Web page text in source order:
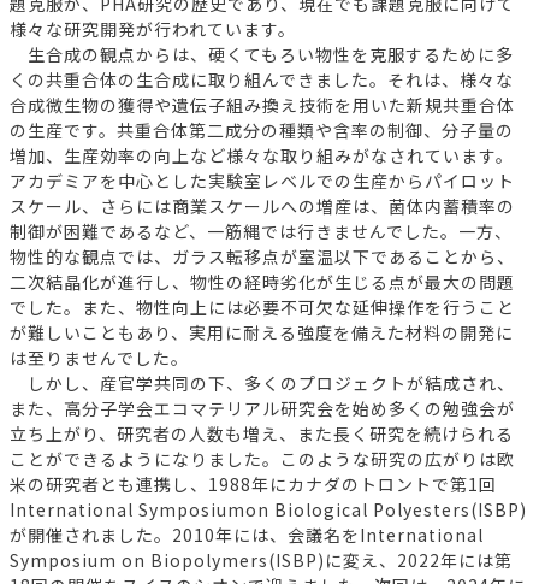
様々な研究開発が行われています。
生合成の観点からは、硬くてもろい物性を克服するために多
くの共重合体の生合成に取り組んできました。それは、様々な
合成微生物の獲得や遺伝子組み換え技術を用いた新規共重合体
の生産です。共重合体第二成分の種類や含率の制御、分子量の
増加、生産効率の向上など様々な取り組みがなされています。
アカデミアを中心とした実験室レベルでの生産からパイロット
スケール、さらには商業スケールへの増産は、菌体内蓄積率の
制御が困難であるなど、一筋縄では行きませんでした。一方、
物性的な観点では、ガラス転移点が室温以下であることから、
二次結晶化が進行し、物性の経時劣化が生じる点が最大の問題
でした。また、物性向上には必要不可欠な延伸操作を行うこと
が難しいこともあり、実用に耐える強度を備えた材料の開発に
は至りませんでした。
しかし、産官学共同の下、多くのプロジェクトが結成され、
また、高分子学会エコマテリアル研究会を始め多くの勉強会が
立ち上がり、研究者の人数も増え、また長く研究を続けられる
ことができるようになりました。このような研究の広がりは欧
米の研究者とも連携し、1988年にカナダのトロントで第1回
International Symposiumon Biological Polyesters(ISBP)
が開催されました。2010年には、会議名をInternational
Symposium on Biopolymers(ISBP)に変え、2022年には第